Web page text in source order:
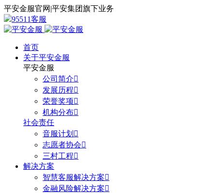
平安金服官网 |平安集团旗下业务
95511客服
首页
关于平安金服
平安金服
公司简介
发展历程
荣誉奖项
机构分布
社会责任
音服计划 
志愿者协会
三村工程
解决方案
智慧客服解决方案
金融风险解决方案